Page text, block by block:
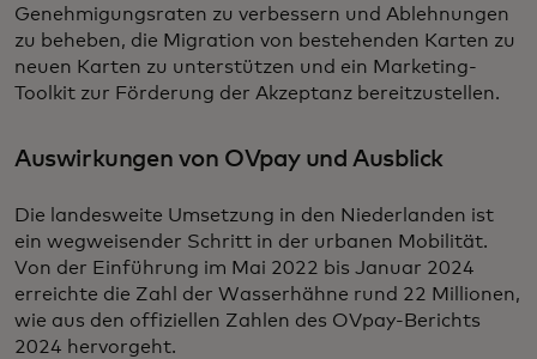
Genehmigungsraten zu verbessern und Ablehnungen
zu beheben, die Migration von bestehenden Karten zu
neuen Karten zu unterstützen und ein Marketing-
Toolkit zur Förderung der Akzeptanz bereitzustellen.
Auswirkungen von OVpay und Ausblick
Die landesweite Umsetzung in den Niederlanden ist
ein wegweisender Schritt in der urbanen Mobilität.
Von der Einführung im Mai 2022 bis Januar 2024
erreichte die Zahl der Wasserhähne rund 22 Millionen,
wie aus den offiziellen Zahlen des OVpay-Berichts
2024 hervorgeht.